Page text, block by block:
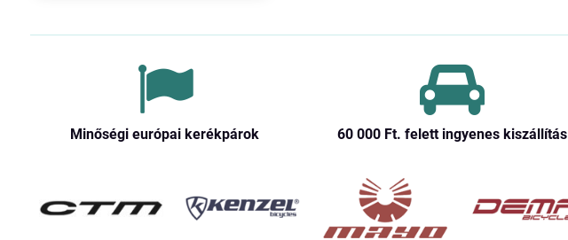
Minőségi európai kerékpárok 60 000 Ft​. felett ingyenes kiszállítás